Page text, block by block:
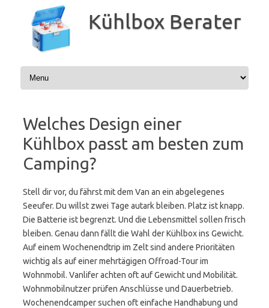
springen
Kühlbox Berater
Welches Design einer
Kühlbox passt am besten zum
Camping?
Stell dir vor, du fährst mit dem Van an ein abgelegenes
Seeufer. Du willst zwei Tage autark bleiben. Platz ist knapp.
Die Batterie ist begrenzt. Und die Lebensmittel sollen frisch
bleiben. Genau dann fällt die Wahl der Kühlbox ins Gewicht.
Auf einem Wochenendtrip im Zelt sind andere Prioritäten
wichtig als auf einer mehrtägigen Offroad-Tour im
Wohnmobil. Vanlifer achten oft auf Gewicht und Mobilität.
Wohnmobilnutzer prüfen Anschlüsse und Dauerbetrieb.
Wochenendcamper suchen oft einfache Handhabung und